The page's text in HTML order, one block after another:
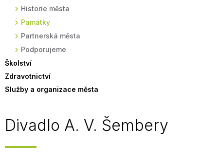
Historie města
Památky
Partnerská města
Podporujeme
Školství
Zdravotnictví
Služby a organizace města
Divadlo A. V. Šembery